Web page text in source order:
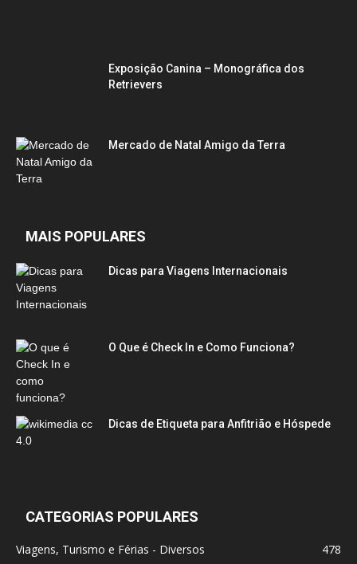
Exposição Canina – Monográfica dos
Retrievers
Mercado de Natal Amigo da Terra
MAIS POPULARES
Dicas para Viagens Internacionais
O Que é Check In e Como Funciona?
Dicas de Etiqueta para Anfitrião e Hóspede
CATEGORIAS POPULARES
Viagens, Turismo e Férias - Diversos 478